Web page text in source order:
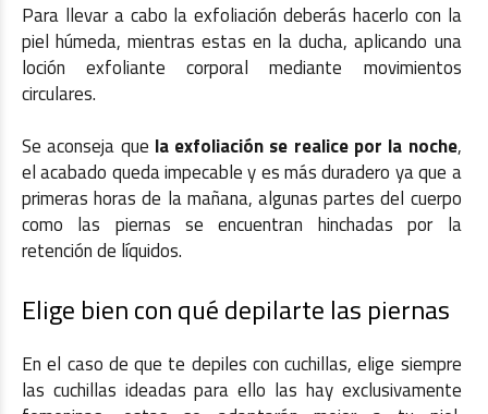
Para llevar a cabo la exfoliación deberás hacerlo con la
piel húmeda, mientras estas en la ducha, aplicando una
loción exfoliante corporal mediante movimientos
circulares.
Se aconseja que la exfoliación se realice por la noche,
el acabado queda impecable y es más duradero ya que a
primeras horas de la mañana, algunas partes del cuerpo
como las piernas se encuentran hinchadas por la
retención de líquidos.
Elige bien con qué depilarte las piernas
En el caso de que te depiles con cuchillas, elige siempre
las cuchillas ideadas para ello las hay exclusivamente